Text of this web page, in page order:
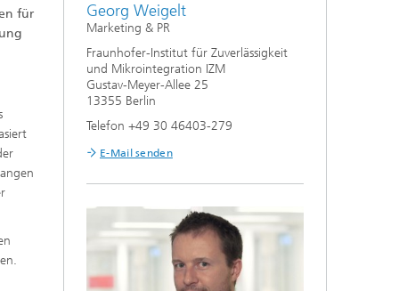
für
Georg Weigelt
Marketing & PR
Fraunhofer-Institut für Zuverlässigkeit
und Mikrointegration IZM
Gustav-Meyer-Allee 25
13355 Berlin
Telefon +49 30 46403-279
E-Mail senden